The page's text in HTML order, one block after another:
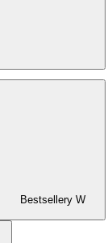
Bestsellery W